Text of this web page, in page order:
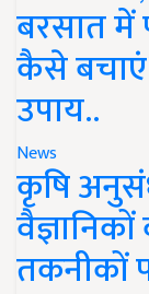
बरसात में
कैसे
उपाय..
News
कृषि
तकनीकों